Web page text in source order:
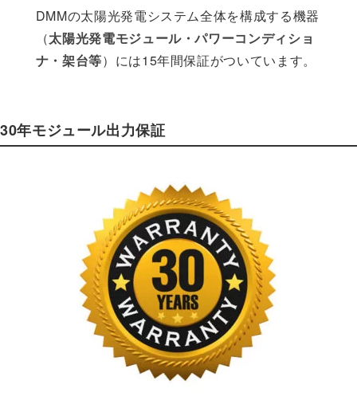
DMMの太陽光発電システム全体を構成する機器
（太陽光発電モジュール・パワーコンディショ
ナ・架台等）には15年間保証がついています。
30年モジュール出力保証